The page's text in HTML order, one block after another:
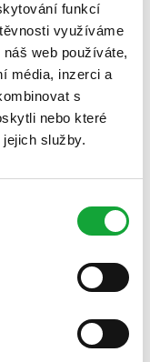
funkcí
využíváme
web používáte,
média, inzerci a
s
nebo které
služby.